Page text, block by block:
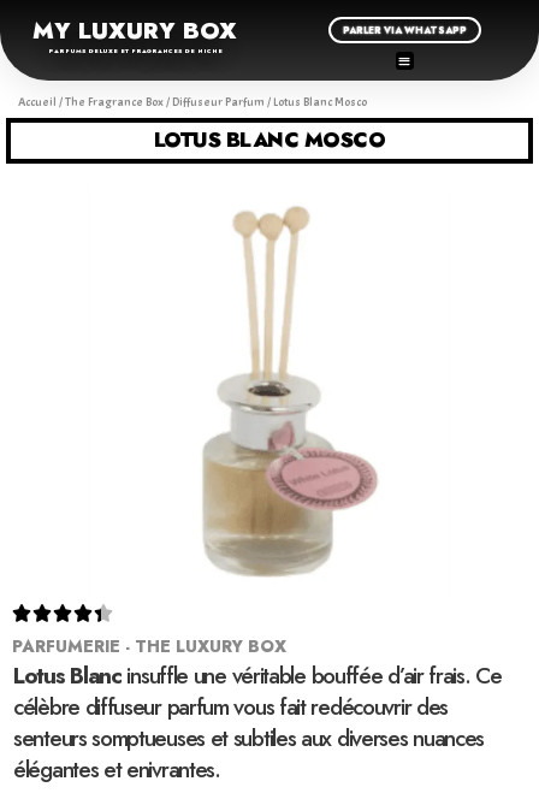
MY LUXURY BOX
PARFUMS DELUXE ET FRAGRANCES DE NICHE
PARLER VIA WHATSAPP
Accueil /The Fragrance Box/ Diffuseur Parfum / Lotus Blanc Mosco
LOTUS BLANC MOSCO

PARFUMERIE - THE LUXURY BOX
Lotus Blancinsuffle une véritable bouffée d’air frais. Ce
célèbre diffuseur parfum vous fait redécouvrir des
senteurs somptueuses et subtiles aux diverses nuances
élégantes et enivrantes.